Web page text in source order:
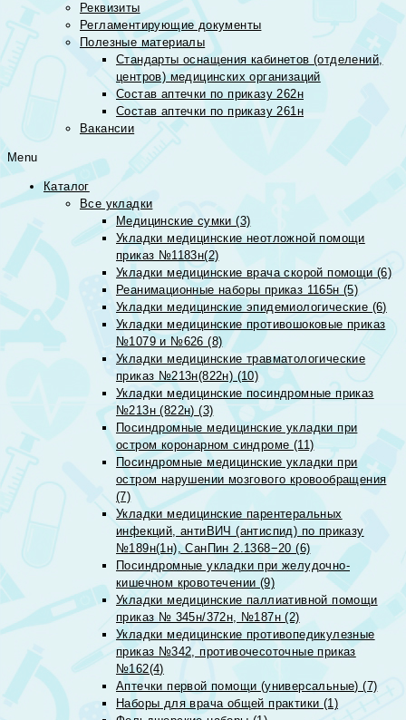
Реквизиты
Регламентирующие документы
Полезные материалы
Стандарты оснащения кабинетов (отделений,
центров) медицинских организаций
Состав аптечки по приказу 262н
Состав аптечки по приказу 261н
Вакансии
Menu
Каталог
Все укладки
Медицинские сумки (3)
Укладки медицинские неотложной помощи
приказ №1183н(2)
Укладки медицинские врача скорой помощи (6)
Реанимационные наборы приказ 1165н (5)
Укладки медицинские эпидемиологические (6)
Укладки медицинские противошоковые приказ
№1079 и №626 (8)
Укладки медицинские травматологические
приказ №213н(822н) (10)
Укладки медицинские посиндромные приказ
№213н (822н) (3)
Посиндромные медицинские укладки при
остром коронарном синдроме (11)
Посиндромные медицинские укладки при
остром нарушении мозгового кровообращения
(7)
Укладки медицинские парентеральных
инфекций, антиВИЧ (антиспид) по приказу
№189н(1н), СанПин 2.1368−20 (6)
Посиндромные укладки при желудочно-
кишечном кровотечении (9)
Укладки медицинские паллиативной помощи
приказ № 345н/372н, №187н (2)
Укладки медицинские противопедикулезные
приказ №342, противочесоточные приказ
№162(4)
Аптечки первой помощи (универсальные) (7)
Наборы для врача общей практики (1)